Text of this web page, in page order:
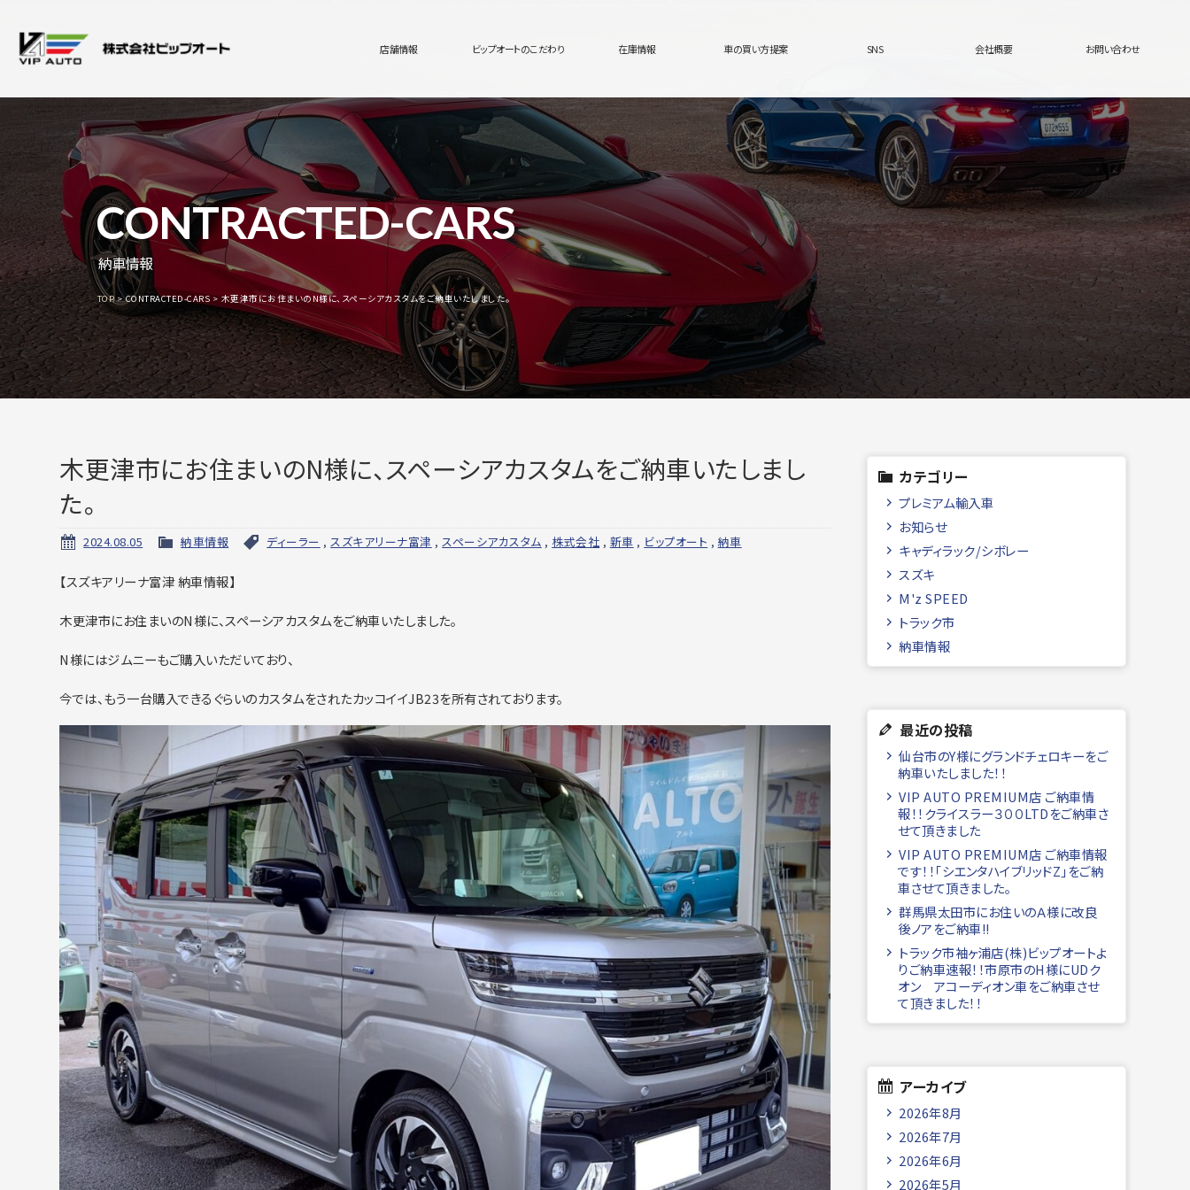
店舗情報 ビップオートのこだわり 在庫情報 車の買い方提案 SNS 会社概要 お問い合わせ
CONTRACTED-CARS
納車情報
TOP CONTRACTED-CARS 木更津市にお住まいのN様に、スペーシアカスタムをご納車いたしました。
木更津市にお住まいのN様に、スペーシアカスタムをご納車いたしまし
た。
2024.08.05 納車情報 ディーラー , スズキアリーナ富津 , スペーシアカスタム , 株式会社 , 新車 , ビップオート , 納車
【スズキアリーナ富津 納車情報】
木更津市にお住まいのN様に、スペーシアカスタムをご納車いたしました。
N様にはジムニーもご購入いただいており、
今では、もう一台購入できるぐらいのカスタムをされたカッコイイJB23を所有されております。
カテゴリー
プレミアム輸入車
お知らせ
キャディラック/シボレー
スズキ
M'z SPEED
トラック市
納車情報
最近の投稿
仙台市のY様にグランドチェロキーをご
納車いたしました！！
VIP AUTO PREMIUM店 ご納車情
報！！クライスラー３００LTDをご納車さ
せて頂きました
VIP AUTO PREMIUM店 ご納車情報
です！！「シエンタハイブリッドZ」をご納
車させて頂きました。
群馬県太田市にお住いのＡ様に改良
後ノアをご納車!!
トラック市袖ヶ浦店(株)ビップオートよ
りご納車速報！！市原市のH様にUDク
オン アコーディオン車をご納車させ
て頂きました！！
アーカイブ
2026年8月
2026年7月
2026年6月
2026年5月